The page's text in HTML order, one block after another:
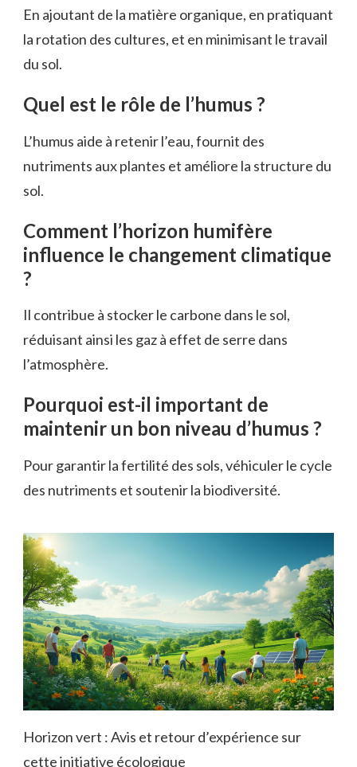
En ajoutant de la matière organique, en pratiquant
la rotation des cultures, et en minimisant le travail
du sol.
Quel est le rôle de l’humus ?
L’humus aide à retenir l’eau, fournit des
nutriments aux plantes et améliore la structure du
sol.
Comment l’horizon humifère
influence le changement climatique
?
Il contribue à stocker le carbone dans le sol,
réduisant ainsi les gaz à effet de serre dans
l’atmosphère.
Pourquoi est-il important de
maintenir un bon niveau d’humus ?
Pour garantir la fertilité des sols, véhiculer le cycle
des nutriments et soutenir la biodiversité.
Horizon vert : Avis et retour d’expérience sur
cette initiative écologique